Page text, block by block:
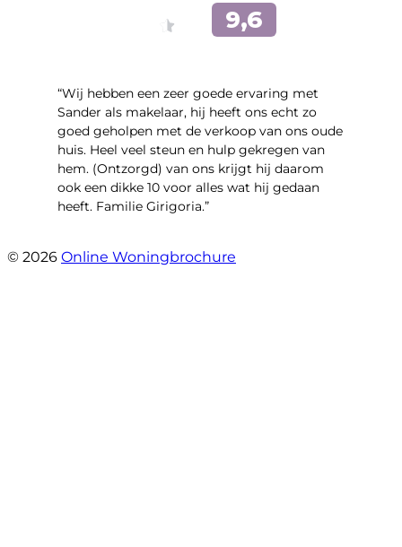
“Wij hebben een zeer goede ervaring met
Sander als makelaar, hij heeft ons echt zo
goed geholpen met de verkoop van ons oude
huis. Heel veel steun en hulp gekregen van
hem. (Ontzorgd) van ons krijgt hij daarom
ook een dikke 10 voor alles wat hij gedaan
heeft. Familie Girigoria.”
© 2026 Online Woningbrochure